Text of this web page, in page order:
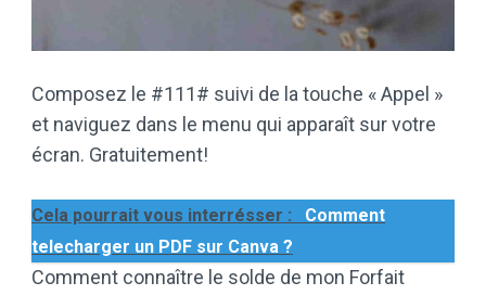
Composez le #111# suivi de la touche « Appel »
et naviguez dans le menu qui apparaît sur votre
écran. Gratuitement!
Cela pourrait vous interrésser :
Comment
telecharger un PDF sur Canva ?
Comment connaître le solde de mon Forfait